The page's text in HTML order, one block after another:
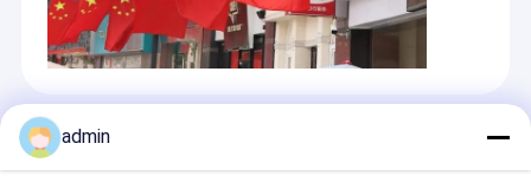
おすすめ商品
admin